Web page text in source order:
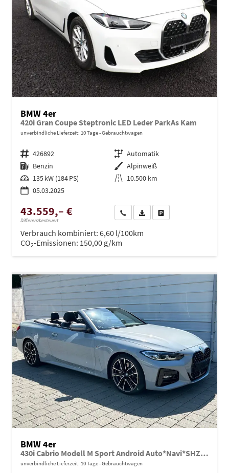
BMW 4er
420i Gran Coupe Steptronic LED Leder ParkAs Kam
unverbindliche Lieferzeit: 10 Tage Gebrauchtwagen
Fahrzeugnr. 426892 Getriebe Automatik
Kraftstoff Benzin Außenfarbe Alpinweiß
Leistung 135 kW (184 PS) Kilometerstand 10.500 km
05.03.2025
43.559,– €
Differenzbesteuert
Wir rufen Sie anPDF-Datei, Fahrzeugexposé
Verbrauch kombiniert: 6,60 l/100km
CO2-Emissionen: 150,00 g/km
BMW 4er
430i Cabrio Modell M Sport Android Auto*Navi*SHZ*Keyless*Klimaauto*19"*ACC
unverbindliche Lieferzeit: 10 Tage Gebrauchtwagen